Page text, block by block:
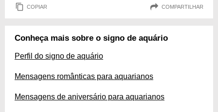
COPIAR COMPARTILHAR
Conheça mais sobre o signo de aquário
Perfil do signo de aquário
Mensagens românticas para aquarianos
Mensagens de aniversário para aquarianos